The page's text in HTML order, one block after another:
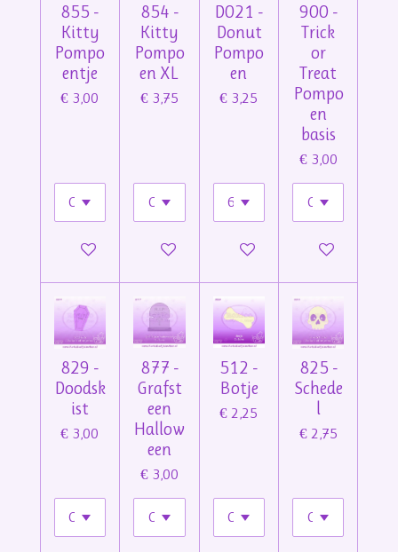
855 -
Kitty
Pompo
entje
€ 3,00
In winkelwagen
854 -
Kitty
Pompo
en XL
€ 3,75
In winkelwagen
D021 -
Donut
Pompo
en
€ 3,25
In winkelwagen
900 -
Trick
or
Treat
Pompo
en
basis
€ 3,00
In winkelwagen
829 -
Doodsk
ist
€ 3,00
877 -
Grafst
een
Hallow
een
€ 3,00
512 -
Botje
€ 2,25
825 -
Schede
l
€ 2,75